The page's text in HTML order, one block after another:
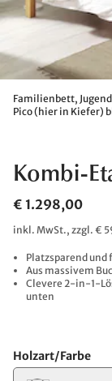
Familienbett,
Pico (hier in Kiefer)
Kombi-
€ 1.298,00
inkl. MwSt., zzgl. €
Platzsparend
Aus massivem
Clevere 2-in-1-
unten
Holzart/Farbe